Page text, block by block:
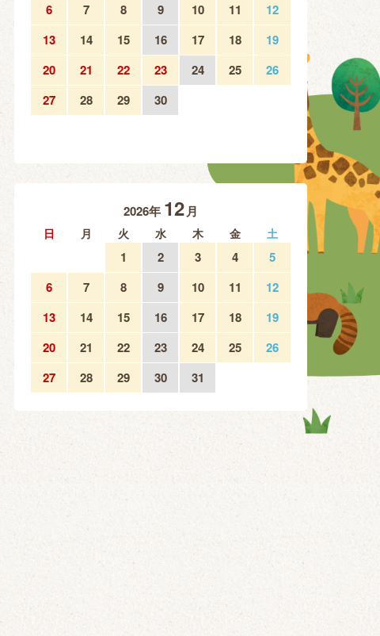
6
7 8 9 10 11
12
13
14 15 16 17 18
19
20
21 22 23 24 25
26
27
28 29 30
2026年 12月
日 月 火 水 木 金 土
1 2 3 4
5
6
7 8 9 10 11
12
13
14 15 16 17 18
19
20
21 22 23 24 25
26
27
28 29 30 31